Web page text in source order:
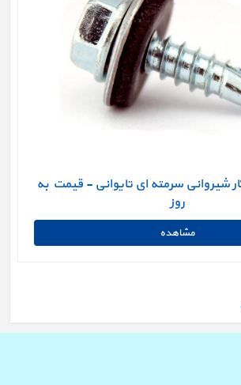
شیروانی سرمته ای تایوانی - قیمت به
روز